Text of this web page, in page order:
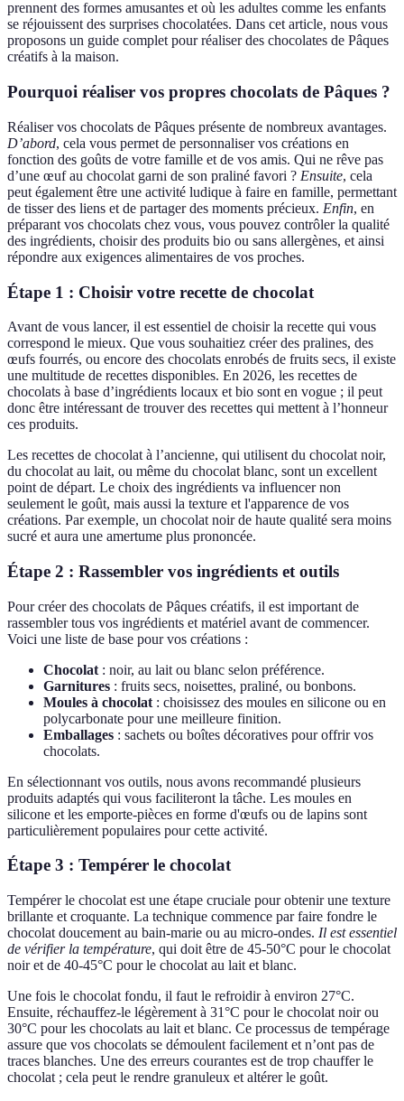
prennent des formes amusantes et où les adultes comme les enfants
se réjouissent des surprises chocolatées. Dans cet article, nous vous
proposons un guide complet pour réaliser des chocolates de Pâques
créatifs à la maison.
Pourquoi réaliser vos propres chocolats de Pâques ?
Réaliser vos chocolats de Pâques présente de nombreux avantages.
D’abord, cela vous permet de personnaliser vos créations en
fonction des goûts de votre famille et de vos amis. Qui ne rêve pas
d’une œuf au chocolat garni de son praliné favori ? Ensuite, cela
peut également être une activité ludique à faire en famille, permettant
de tisser des liens et de partager des moments précieux. Enfin, en
préparant vos chocolats chez vous, vous pouvez contrôler la qualité
des ingrédients, choisir des produits bio ou sans allergènes, et ainsi
répondre aux exigences alimentaires de vos proches.
Étape 1 : Choisir votre recette de chocolat
Avant de vous lancer, il est essentiel de choisir la recette qui vous
correspond le mieux. Que vous souhaitiez créer des pralines, des
œufs fourrés, ou encore des chocolats enrobés de fruits secs, il existe
une multitude de recettes disponibles. En 2026, les recettes de
chocolats à base d’ingrédients locaux et bio sont en vogue ; il peut
donc être intéressant de trouver des recettes qui mettent à l’honneur
ces produits.
Les recettes de chocolat à l’ancienne, qui utilisent du chocolat noir,
du chocolat au lait, ou même du chocolat blanc, sont un excellent
point de départ. Le choix des ingrédients va influencer non
seulement le goût, mais aussi la texture et l'apparence de vos
créations. Par exemple, un chocolat noir de haute qualité sera moins
sucré et aura une amertume plus prononcée.
Étape 2 : Rassembler vos ingrédients et outils
Pour créer des chocolats de Pâques créatifs, il est important de
rassembler tous vos ingrédients et matériel avant de commencer.
Voici une liste de base pour vos créations :
Chocolat : noir, au lait ou blanc selon préférence.
Garnitures : fruits secs, noisettes, praliné, ou bonbons.
Moules à chocolat : choisissez des moules en silicone ou en
polycarbonate pour une meilleure finition.
Emballages : sachets ou boîtes décoratives pour offrir vos
chocolats.
En sélectionnant vos outils, nous avons recommandé plusieurs
produits adaptés qui vous faciliteront la tâche. Les moules en
silicone et les emporte-pièces en forme d'œufs ou de lapins sont
particulièrement populaires pour cette activité.
Étape 3 : Tempérer le chocolat
Tempérer le chocolat est une étape cruciale pour obtenir une texture
brillante et croquante. La technique commence par faire fondre le
chocolat doucement au bain-marie ou au micro-ondes. Il est essentiel
de vérifier la température, qui doit être de 45-50°C pour le chocolat
noir et de 40-45°C pour le chocolat au lait et blanc.
Une fois le chocolat fondu, il faut le refroidir à environ 27°C.
Ensuite, réchauffez-le légèrement à 31°C pour le chocolat noir ou
30°C pour les chocolats au lait et blanc. Ce processus de tempérage
assure que vos chocolats se démoulent facilement et n’ont pas de
traces blanches. Une des erreurs courantes est de trop chauffer le
chocolat ; cela peut le rendre granuleux et altérer le goût.